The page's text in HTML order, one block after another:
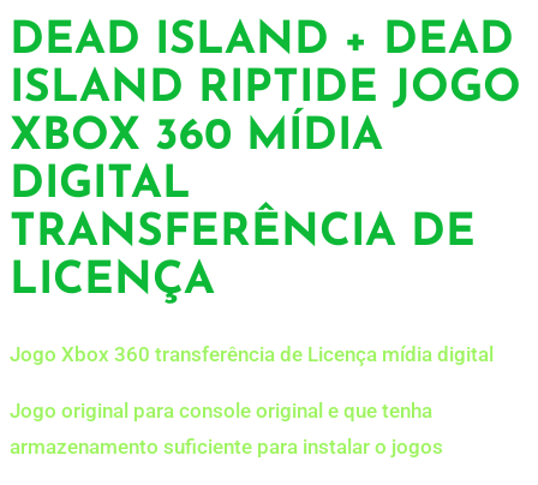
DEAD ISLAND + DEAD
ISLAND RIPTIDE JOGO
XBOX 360 MÍDIA
DIGITAL
TRANSFERÊNCIA DE
LICENÇA
Jogo Xbox 360 transferência de Licença mídia digital
Jogo original para console original e que tenha
armazenamento suficiente para instalar o jogos